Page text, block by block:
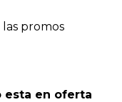
las promos
esta en oferta